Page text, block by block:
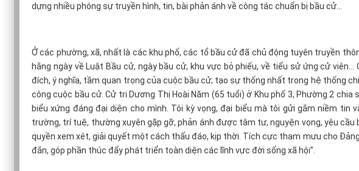
dựng nhiều phóng sự truyền hình, tin, bài phản ánh về công tác chuẩn bị bầu cử…
Ở các phường, xã, nhất là các khu phố, các tổ bầu cử đã chủ động tuyên truyền
hằng ngày về Luật Bầu cử, ngày bầu cử, khu vực bỏ phiếu, về tiểu sử ứng cử
đích, ý nghĩa, tầm quan trọng của cuộc bầu cử; tạo sự thống nhất trong hệ thống
công cuộc bầu cử. Cử tri Dương Thị Hoài Năm (65 tuổi) ở Khu phố 3, Phường 2
biểu xứng đáng đại diện cho mình. Tôi kỳ vọng, đại biểu mà tôi gửi gắm niềm
trường, trí tuệ, thường xuyên gặp gỡ, phản ánh được tâm tư, nguyện vọng, yêu
quyền xem xét, giải quyết một cách thấu đáo, kịp thời. Tích cực tham mưu cho
đắn, góp phần thúc đẩy phát triển toàn diện các lĩnh vực đời sống xã hội”.